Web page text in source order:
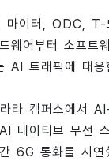
마이터, ODC, T-
웨어부터 소프트
AI 트래픽에 대응
라 캠퍼스에서
네이티브 무선
6G 통화를 시연